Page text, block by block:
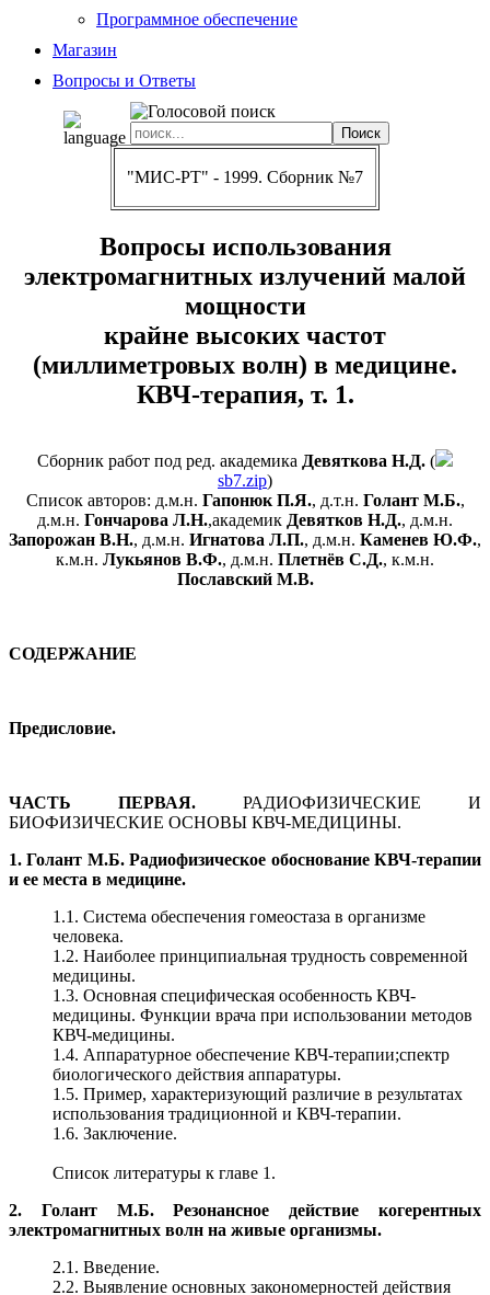
Программное обеспечение
Магазин
Вопросы и Ответы
"МИС-РТ" - 1999. Сборник №7
Вопросы использования
электромагнитных излучений малой
мощности
крайне высоких частот
(миллиметровых волн) в медицине.
КВЧ-терапия, т. 1.
Сборник работ под ред. академика Девяткова Н.Д. (
sb7.zip)
Список авторов: д.м.н. Гапонюк П.Я., д.т.н. Голант М.Б.,
д.м.н. Гончарова Л.Н.,академик Девятков Н.Д., д.м.н.
Запорожан В.Н., д.м.н. Игнатова Л.П., д.м.н. Каменев Ю.Ф.,
к.м.н. Лукьянов В.Ф., д.м.н. Плетнёв С.Д., к.м.н.
Пославский М.В.
СОДЕРЖАНИЕ
Предисловие.
ЧАСТЬ ПЕРВАЯ. РАДИОФИЗИЧЕСКИЕ И
БИОФИЗИЧЕСКИЕ ОСНОВЫ КВЧ-МЕДИЦИНЫ.
1. Голант М.Б. Радиофизическое обоснование КВЧ-терапии
и ее места в медицине.
1.1. Система обеспечения гомеостаза в организме
человека.
1.2. Наиболее принципиальная трудность современной
медицины.
1.3. Основная специфическая особенность КВЧ-
медицины. Функции врача при использовании методов
КВЧ-медицины.
1.4. Аппаратурное обеспечение КВЧ-терапии;спектр
биологического действия аппаратуры.
1.5. Пример, характеризующий различие в результатах
использования традиционной и КВЧ-терапии.
1.6. Заключение.
Список литературы к главе 1.
2. Голант М.Б. Резонансное действие когерентных
электромагнитных волн на живые организмы.
2.1. Введение.
2.2. Выявление основных закономерностей действия